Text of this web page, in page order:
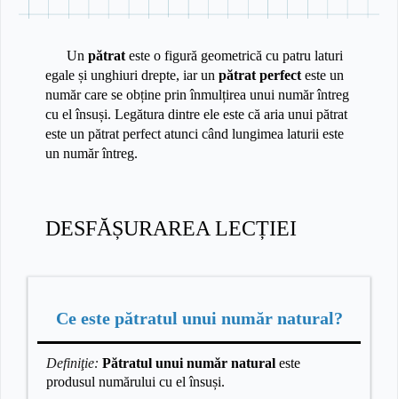
Un pătrat este o figură geometrică cu patru laturi
egale și unghiuri drepte, iar un pătrat perfect este un
număr care se obține prin înmulțirea unui număr întreg
cu el însuși. Legătura dintre ele este că aria unui pătrat
este un pătrat perfect atunci când lungimea laturii este
un număr întreg.
DESFĂȘURAREA LECȚIEI
Ce este pătratul unui număr natural?
Definiţie: Pătratul unui număr natural este
produsul numărului cu el însuși.